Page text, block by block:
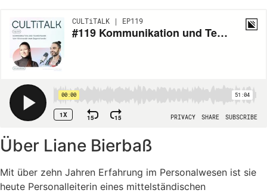
Über Liane Bierbaß
Mit über zehn Jahren Erfahrung im Personalwesen ist sie
heute Personalleiterin eines mittelständischen